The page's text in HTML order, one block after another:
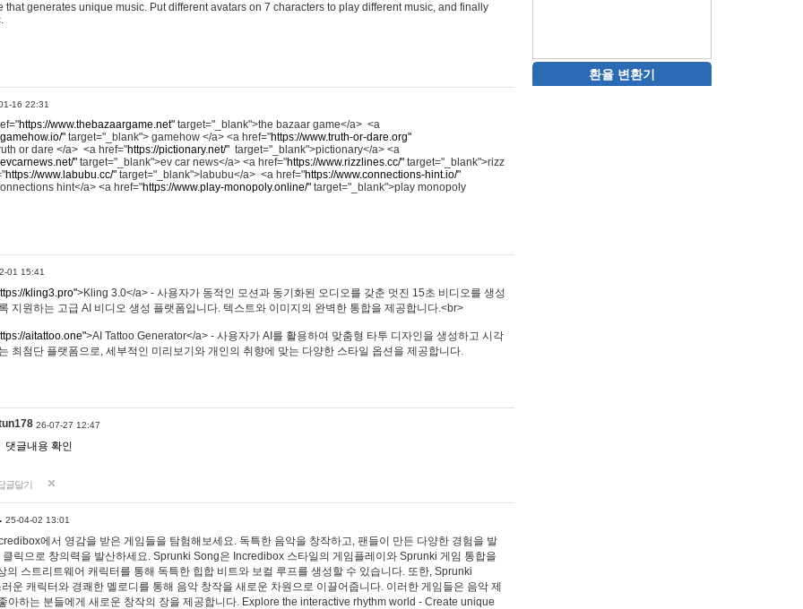
that generates unique music. Put different avatars on 7 characters to play different music, and finally
16 22:31
https://www.thebazaargame.net" target="_blank">the bazaar game</a> <a
" target="_blank"> gamehow </a> <a href="https://www.truth-or-dare.org"
or dare </a> <a href="https://pictionary.net/" target="_blank">pictionary</a> <a
" target="_blank">ev car news</a> <a href="https://www.rizzlines.cc/" target="_blank">rizz
https://www.labubu.cc/" target="_blank">labubu</a> <a href="https://www.connections-hint.io/"
hint</a> <a href="https://www.play-monopoly.online/" target="_blank">play monopoly
01 15:41
kling3.pro">Kling 3.0</a> - 사용자가 동적인 모션과 동기화된 오디오를 갖춘 멋진 15초 비디오를 생성
지원하는 고급 AI 비디오 생성 플랫폼입니다. 텍스트와 이미지의 완벽한 통합을 제공합니다.<br>
aitattoo.one">AI Tattoo Generator</a> - 사용자가 AI를 활용하여 맞춤형 타투 디자인을 생성하고 시각
최첨단 플랫폼으로, 세부적인 미리보기와 개인의 취향에 맞는 다양한 스타일 옵션을 제공합니다.
26-07-27 12:47
댓글내용 확인
글달기
25-04-02 13:01
에서 영감을 받은 게임들을 탐험해보세요. 독특한 음악을 창작하고, 팬들이 만든 다양한 경험을 발
클릭으로 창의력을 발산하세요. Sprunki Song은 Incredibox 스타일의 게임플레이와 Sprunki 게임 통합을
의 스트리트웨어 캐릭터를 통해 독특한 힙합 비트와 보컬 루프를 생성할 수 있습니다. 또한, Sprunki
운 캐릭터와 경쾌한 멜로디를 통해 음악 창작을 새로운 차원으로 이끌어줍니다. 이러한 게임들은 음악 제
아하는 분들에게 새로운 창작의 장을 제공합니다. Explore the interactive rhythm world - Create unique
환율 변환기